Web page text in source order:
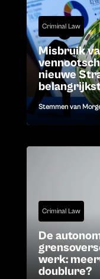
Criminal Law
Misbruik
nieuwe
Stemmen van
Criminal Law
De
werk:
doublure?